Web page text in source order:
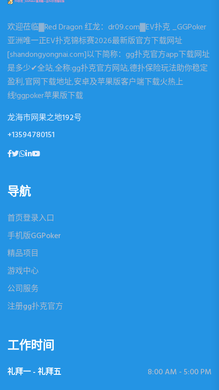
欢迎莅临▓Red Dragon 红龙：dr09.com▓EV扑克 _GGPoker
亚洲唯一正EV扑克锦标赛2026最新版官方下载网址
[shandongyongnai.com]以下简称：gg扑克官方app下载网址
是多少✔全站,全称:gg扑克官方网站,德扑保险玩法助你稳定
盈利,官网下载地址,安卓及苹果版客户端下载火热上
线!ggpoker苹果版下载
龙海市网果之地192号
+13594780151
导航
首页登录入口
手机版GGPoker
精品项目
游戏中心
公司服务
注册gg扑克官方
工作时间
礼拜一 - 礼拜五 8:00 AM - 5:00 PM